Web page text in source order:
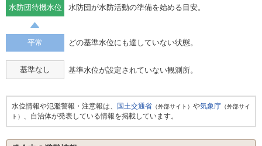
水防団待機水位 水防団が水防活動の準備を始める目安。
平常 どの基準水位にも達していない状態。
基準なし 基準水位が設定されていない観測所。
水位情報や氾濫警報・注意報は、 国土交通省 （外部サイト） や気象庁 （外部サイ
ト） 、自治体が発表している情報を掲載しています。